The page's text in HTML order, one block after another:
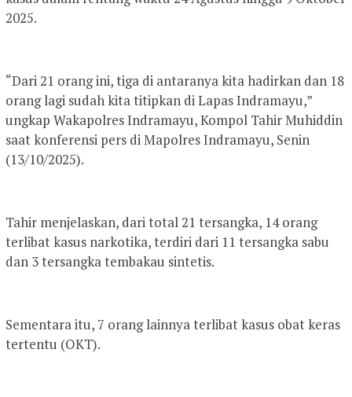
2025.
“Dari 21 orang ini, tiga di antaranya kita hadirkan dan 18
orang lagi sudah kita titipkan di Lapas Indramayu,”
ungkap Wakapolres Indramayu, Kompol Tahir Muhiddin
saat konferensi pers di Mapolres Indramayu, Senin
(13/10/2025).
Tahir menjelaskan, dari total 21 tersangka, 14 orang
terlibat kasus narkotika, terdiri dari 11 tersangka sabu
dan 3 tersangka tembakau sintetis.
Sementara itu, 7 orang lainnya terlibat kasus obat keras
tertentu (OKT).